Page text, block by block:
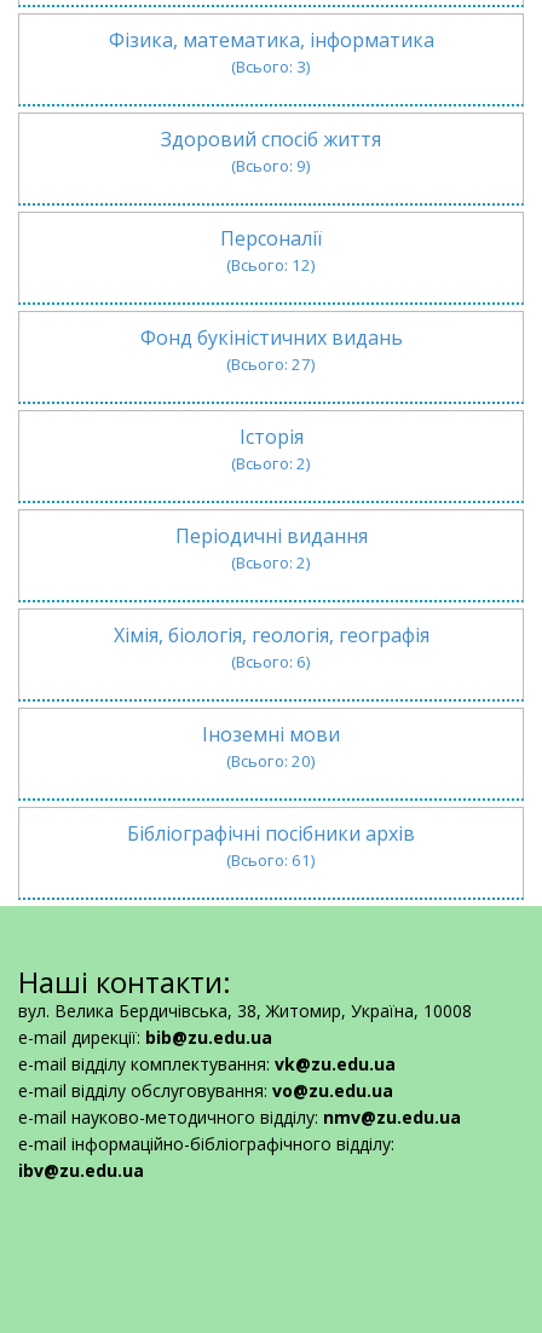
Фізика, математика, інформатика
(Всього: 3)
Здоровий спосіб життя
(Всього: 9)
Персоналії
(Всього: 12)
Фонд букіністичних видань
(Всього: 27)
Історія
(Всього: 2)
Періодичні видання
(Всього: 2)
Хімія, біологія, геологія, географія
(Всього: 6)
Iноземні мови
(Всього: 20)
Бібліографічні посібники архів
(Всього: 61)
Наші контакти:
вул. Велика Бердичівська, 38, Житомир, Україна, 10008
e-mail дирекції: bib@zu.edu.ua
e-mail відділу комплектування: vk@zu.edu.ua
e-mail відділу обслуговування: vo@zu.edu.ua
e-mail науково-методичного відділу: nmv@zu.edu.ua
e-mail інформаційно-бібліографічного відділу:
ibv@zu.edu.ua